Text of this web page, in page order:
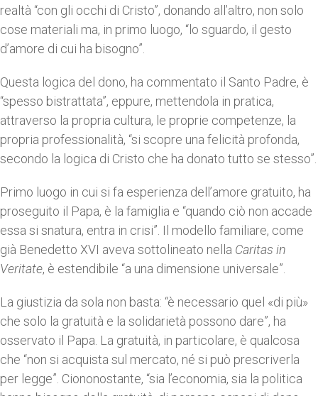
realtà “con gli occhi di Cristo”, donando all’altro, non solo
cose materiali ma, in primo luogo, “lo sguardo, il gesto
d’amore di cui ha bisogno”.
Questa logica del dono, ha commentato il Santo Padre, è
“spesso bistrattata”, eppure, mettendola in pratica,
attraverso la propria cultura, le proprie competenze, la
propria professionalità, “si scopre una felicità profonda,
secondo la logica di Cristo che ha donato tutto se stesso”.
Primo luogo in cui si fa esperienza dell’amore gratuito, ha
proseguito il Papa, è la famiglia e “quando ciò non accade
essa si snatura, entra in crisi”. Il modello familiare, come
già Benedetto XVI aveva sottolineato nella Caritas in
Veritate, è estendibile “a una dimensione universale”.
La giustizia da sola non basta: “è necessario quel «di più»
che solo la gratuità e la solidarietà possono dare”, ha
osservato il Papa. La gratuità, in particolare, è qualcosa
che “non si acquista sul mercato, né si può prescriverla
per legge”. Ciononostante, “sia l’economia, sia la politica